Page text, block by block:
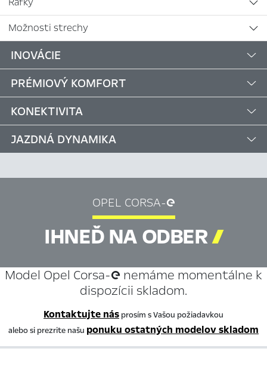
Možnosti strechy
INOVÁCIE
PRÉMIOVÝ KOMFORT
KONEKTIVITA
JAZDNÁ DYNAMIKA
OPEL CORSA-
IHNEĎ NA ODBER
Model Opel Corsa- nemáme momentálne k
dispozícii skladom.
Kontaktujte nás prosím s Vašou požiadavkou
alebo si prezrite našu ponuku ostatných modelov skladom